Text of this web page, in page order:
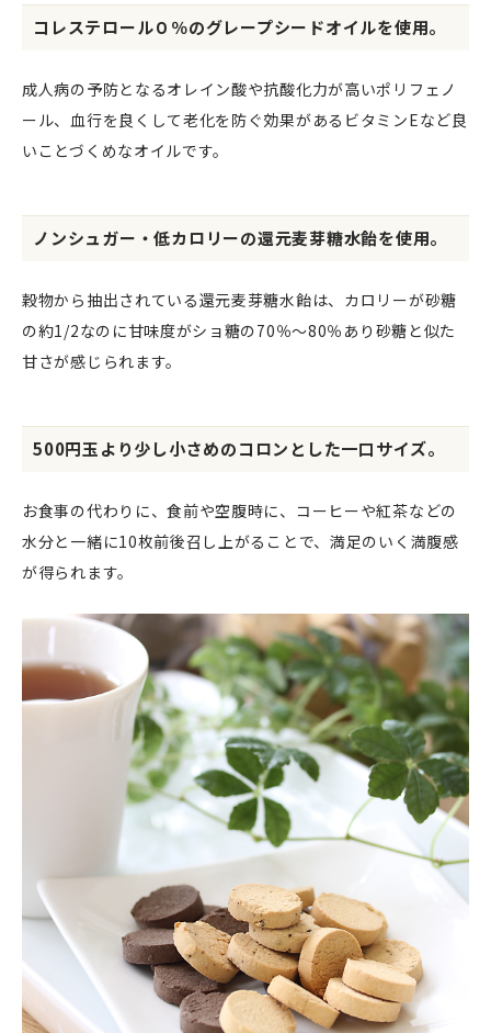
コレステロール０％のグレープシードオイルを使用。
成人病の予防となるオレイン酸や抗酸化力が高いポリフェノ
ール、血行を良くして老化を防ぐ効果があるビタミンEなど良
いことづくめなオイルです。
ノンシュガー・低カロリーの還元麦芽糖水飴を使用。
穀物から抽出されている還元麦芽糖水飴は、カロリーが砂糖
の約1/2なのに甘味度がショ糖の70％～80％あり砂糖と似た
甘さが感じられます。
500円玉より少し小さめのコロンとした一口サイズ。
お食事の代わりに、食前や空腹時に、コーヒーや紅茶などの
水分と一緒に10枚前後召し上がることで、満足のいく満腹感
が得られます。